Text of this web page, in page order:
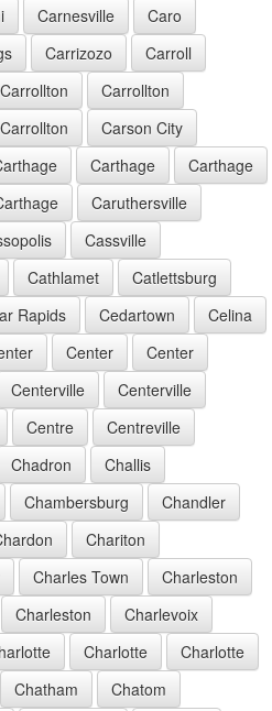
Carnesville
Caro
Carrizozo
Carroll
Carrollton
Carrollton
Carrollton
Carson City
Carthage
Carthage
Caruthersville
Cassville
Cathlamet
Catlettsburg
Rapids Cedartown
Celina
Center
Center
Centerville
Centerville
Centre
Centreville
Chadron
Challis
Chambersburg
Chandler
Chariton
Charles Town
Charleston
Charleston
Charlevoix
Charlotte
Charlotte
Chatham
Chatom